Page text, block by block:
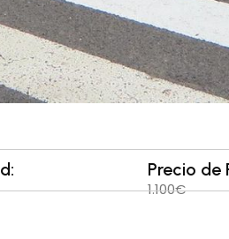
Precio de
1.100€